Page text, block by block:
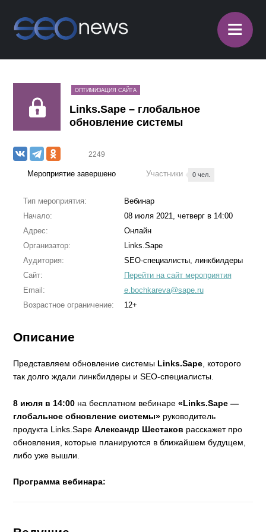
≡
ОПТИМИЗАЦИЯ САЙТА
Links.Sape – глобальное
обновление системы
2249
Мероприятие завершено Участники 0 чел.
Тип мероприятия:
Вебинар
Начало:
08 июля 2021, четверг в 14:00
Адрес:
Онлайн
Организатор:
Links.Sape
Аудитория:
SEO-специалисты, линкбилдеры
Сайт:
Перейти на сайт мероприятия
Email:
e.bochkareva@sape.ru
Возрастное ограничение:
12+
Описание
Представляем обновление системы Links.Sape, которого
так долго ждали линкбилдеры и SEO-специалисты.
8 июля в 14:00 на бесплатном вебинаре«Links.Sape —
глобальное обновление системы» руководитель
продукта Links.SapeАлександр Шестаков расскажет про
обновления, которые планируются в ближайшем будущем,
либо уже вышли.
Программа вебинара: